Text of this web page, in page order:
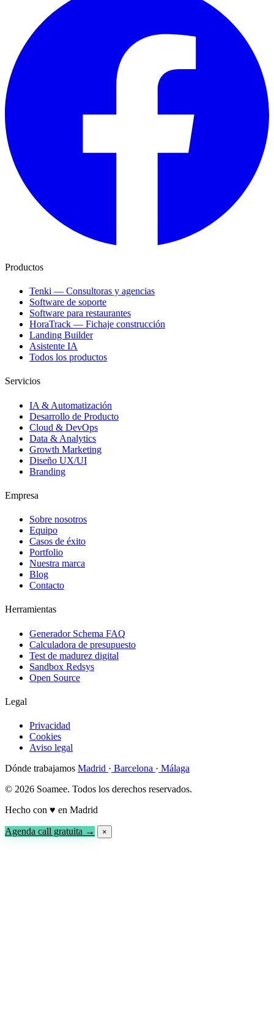
Productos
Tenki — Consultoras y agencias
Software de soporte
Software para restaurantes
HoraTrack — Fichaje construcción
Landing Builder
Asistente IA
Todos los productos
Servicios
IA & Automatización
Desarrollo de Producto
Cloud & DevOps
Data & Analytics
Growth Marketing
Diseño UX/UI
Branding
Empresa
Sobre nosotros
Equipo
Casos de éxito
Portfolio
Nuestra marca
Blog
Contacto
Herramientas
Generador Schema FAQ
Calculadora de presupuesto
Test de madurez digital
Sandbox Redsys
Open Source
Legal
Privacidad
Cookies
Aviso legal
Dónde trabajamos Madrid · Barcelona · Málaga
© 2026 Soamee. Todos los derechos reservados.
Hecho con ♥ en Madrid
Agenda call gratuita → ×